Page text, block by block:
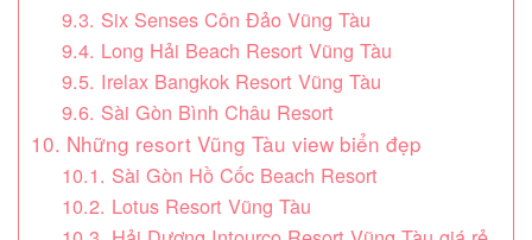
9.3. Six Senses Côn Đảo Vũng Tàu
9.4. Long Hải Beach Resort Vũng Tàu
9.5. Irelax Bangkok Resort Vũng Tàu
9.6. Sài Gòn Bình Châu Resort
10. Những resort Vũng Tàu view biển đẹp
10.1. Sài Gòn Hồ Cốc Beach Resort
10.2. Lotus Resort Vũng Tàu